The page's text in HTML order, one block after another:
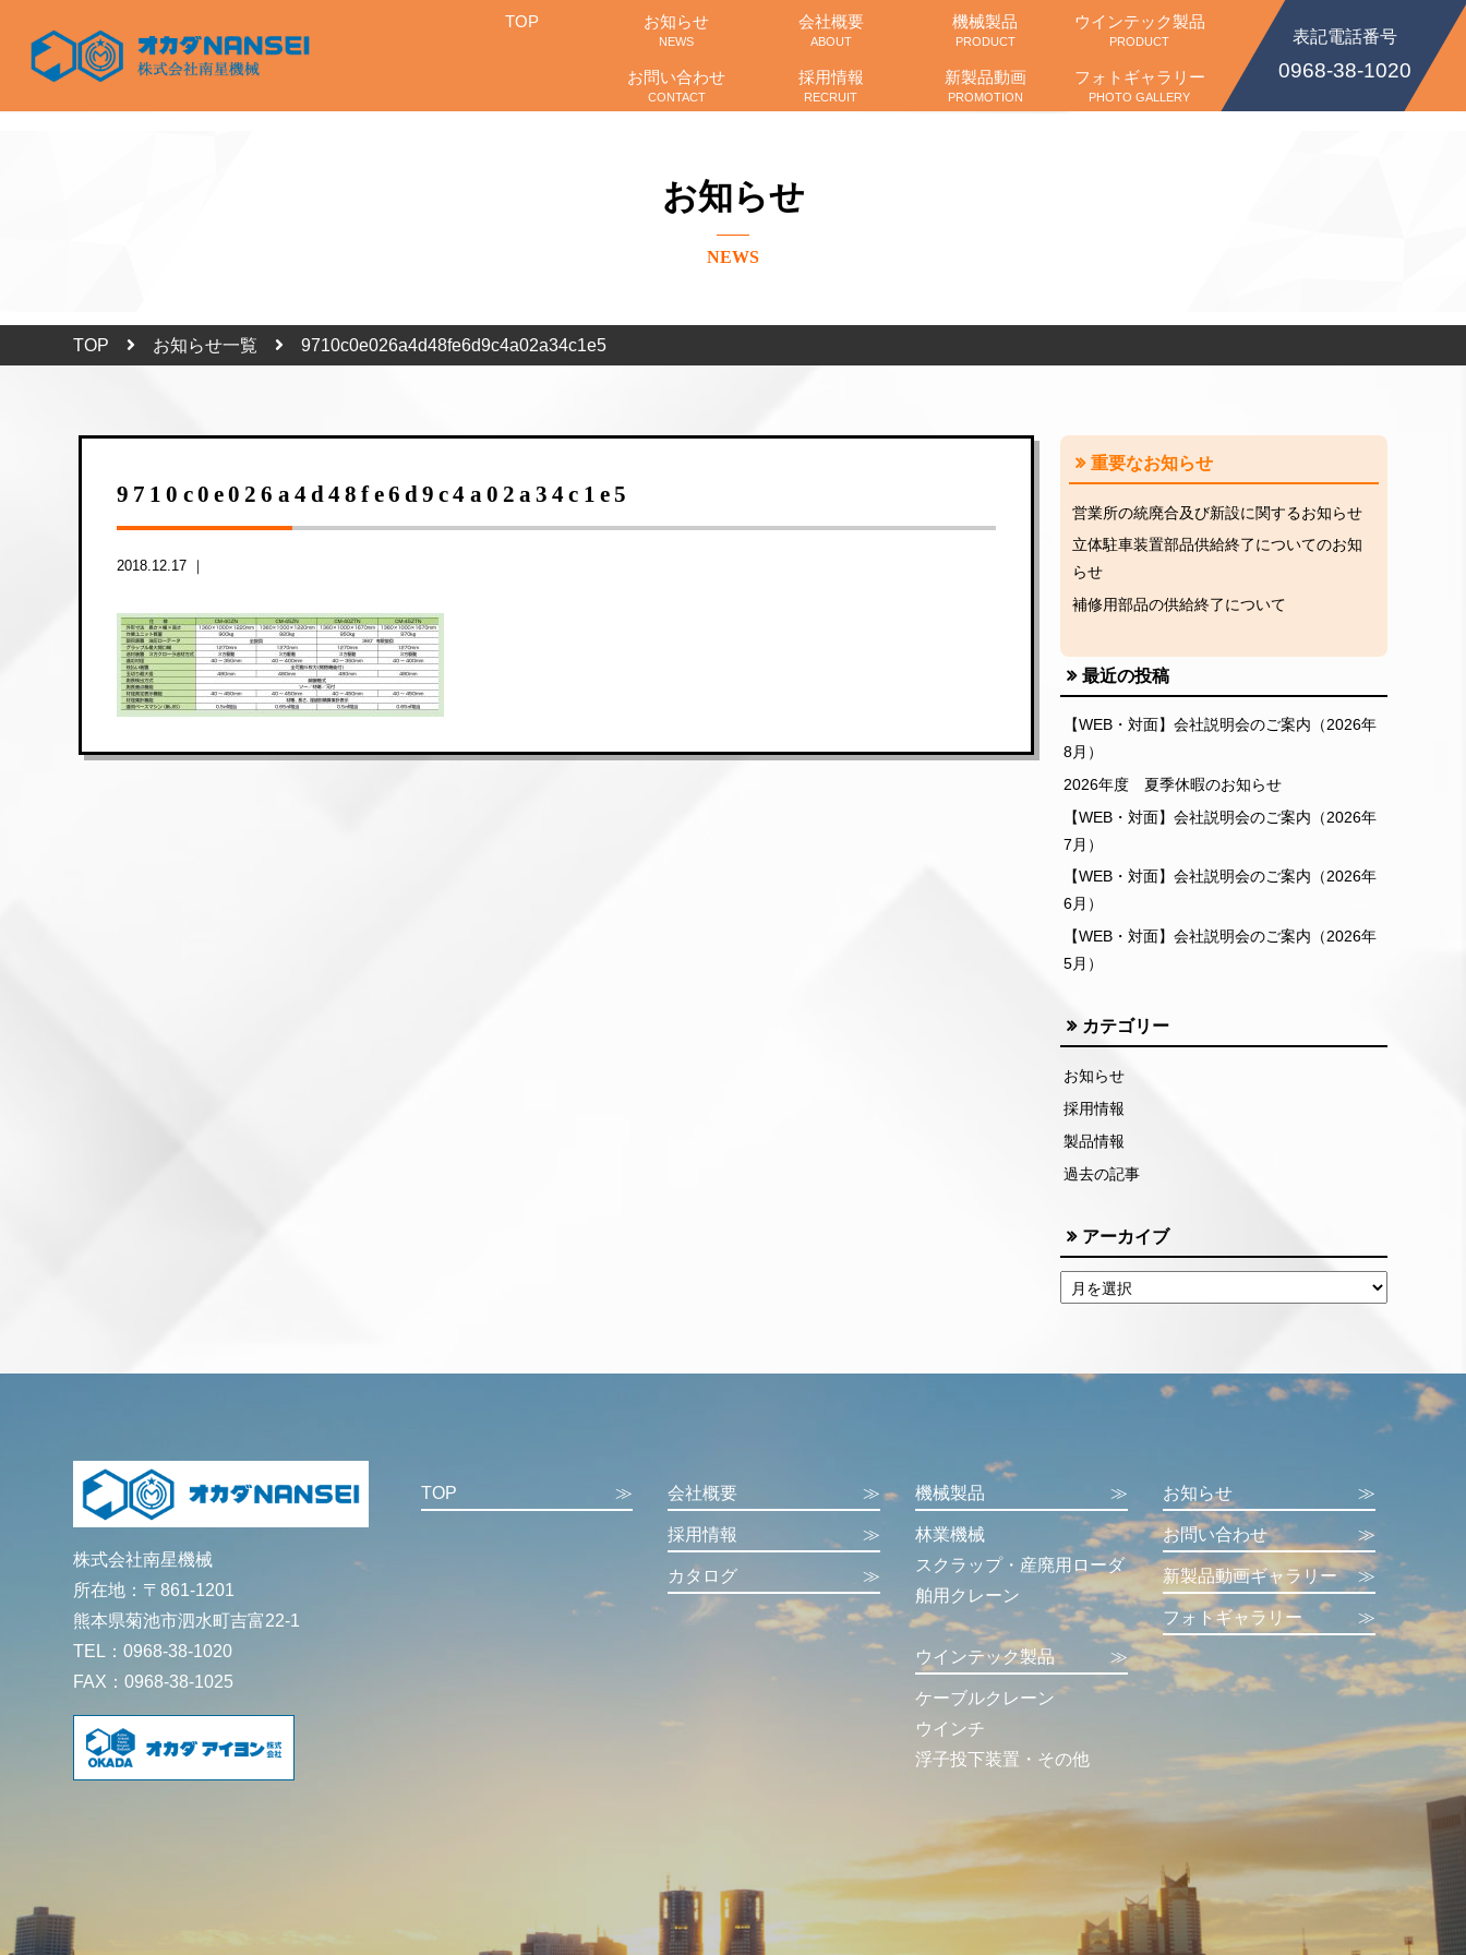
TOP お知らせ
NEWS
会社概要
ABOUT
機械製品
PRODUCT
ウインテック製品
PRODUCT
お問い合わせ
CONTACT
表記電話番号
0968-38-1020
採用情報
RECRUIT
新製品動画
PROMOTION
フォトギャラリー
PHOTO GALLERY
お知らせ
NEWS
TOP お知らせ一覧 9710c0e026a4d48fe6d9c4a02a34c1e5
9710c0e026a4d48fe6d9c4a02a34c1e5
2018.12.17 ｜
重要なお知らせ
営業所の統廃合及び新設に関するお知らせ
立体駐車装置部品供給終了についてのお知
らせ
補修用部品の供給終了について
最近の投稿
【WEB・対面】会社説明会のご案内（2026年
8月）
2026年度 夏季休暇のお知らせ
【WEB・対面】会社説明会のご案内（2026年
7月）
【WEB・対面】会社説明会のご案内（2026年
6月）
【WEB・対面】会社説明会のご案内（2026年
5月）
カテゴリー
お知らせ
採用情報
製品情報
過去の記事
アーカイブ
株式会社南星機械
所在地：〒861-1201
熊本県菊池市泗水町吉富22-1
TEL：0968-38-1020
FAX：0968-38-1025
TOP ≫ 会社概要 ≫
採用情報 ≫
カタログ ≫
機械製品 ≫
林業機械
スクラップ・産廃用ローダ
舶用クレーン
ウインテック製品 ≫
ケーブルクレーン
ウインチ
浮子投下装置・その他
お知らせ ≫
お問い合わせ ≫
新製品動画ギャラリー ≫
フォトギャラリー ≫